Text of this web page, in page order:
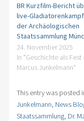
BR Kurzfilm-Bericht
live-
der Archäologischen
Staatssammlung
24. November 2025
In "Geschichte als Fest
Marcus Junkelmann"
This entry was posted
Junkelmann, News
Staatssammlung, Dr.